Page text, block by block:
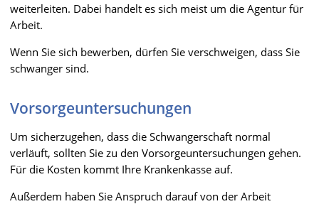
weiterleiten. Dabei handelt es sich meist um die Agentur für
Arbeit.
Wenn Sie sich bewerben, dürfen Sie verschweigen, dass Sie
schwanger sind.
Vorsorgeuntersuchungen
Um sicherzugehen, dass die Schwangerschaft normal
verläuft, sollten Sie zu den Vorsorgeuntersuchungen gehen.
Für die Kosten kommt Ihre Krankenkasse auf.
Außerdem haben Sie Anspruch darauf von der Arbeit